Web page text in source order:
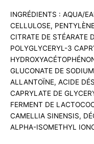
INGRÉDIENTS : AQUA/
CELLULOSE,
CITRATE DE STÉARATE
POLYGLYCERYL-3
GLUCONATE DE
ALLANTOÏNE, ACIDE
CAPRYLATE DE
FERMENT DE
CAMELLIA SINENSIS,
ALPHA-ISOMETHYL